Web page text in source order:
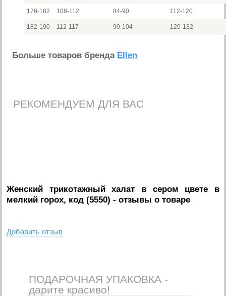
176-182 108-112 84-90 112-120
182-190 112-117 90-104 120-132
Больше товаров бренда Ellen
РЕКОМЕНДУЕМ ДЛЯ ВАС
Женский трикотажный халат в сером цвете в
мелкий горох, код (5550) - отзывы о товаре
Добавить отзыв
ПОДАРОЧНАЯ УПАКОВКА -
дарите красиво!